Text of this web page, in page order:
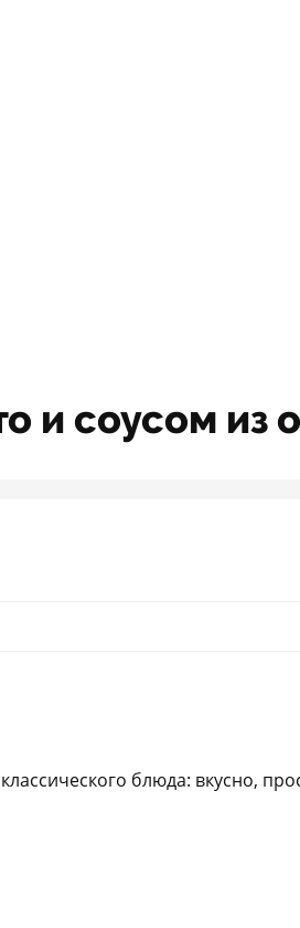
и соусом из
блюда: вкусно,